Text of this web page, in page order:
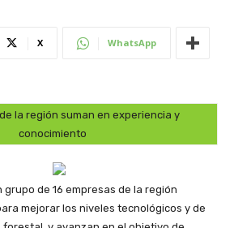
X WhatsApp
la región suman en experiencia y
conocimiento
grupo de 16 empresas de la región
mejorar los niveles tecnológicos y de